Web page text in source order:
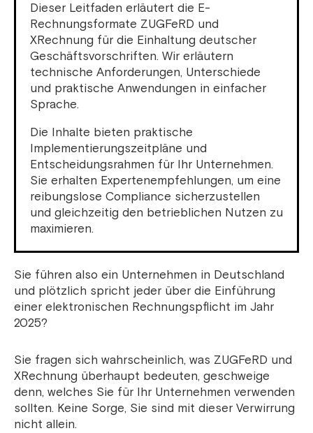
Dieser Leitfaden erläutert die E-
Rechnungsformate ZUGFeRD und
XRechnung für die Einhaltung deutscher
Geschäftsvorschriften. Wir erläutern
technische Anforderungen, Unterschiede
und praktische Anwendungen in einfacher
Sprache.
Die Inhalte bieten praktische
Implementierungszeitpläne und
Entscheidungsrahmen für Ihr Unternehmen.
Sie erhalten Expertenempfehlungen, um eine
reibungslose Compliance sicherzustellen
und gleichzeitig den betrieblichen Nutzen zu
maximieren.
Sie führen also ein Unternehmen in Deutschland
und plötzlich spricht jeder über die Einführung
einer elektronischen Rechnungspflicht im Jahr
2025?
Sie fragen sich wahrscheinlich, was ZUGFeRD und
XRechnung überhaupt bedeuten, geschweige
denn, welches Sie für Ihr Unternehmen verwenden
sollten. Keine Sorge, Sie sind mit dieser Verwirrung
nicht allein.